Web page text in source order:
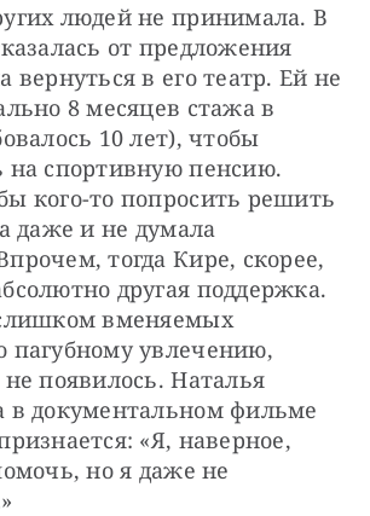
людей не принимала. В
от предложения
вернуться в его театр. Ей не
8 месяцев стажа в
10 лет), чтобы
на спортивную пенсию.
кого-то попросить решить
даже и не думала
тогда Кире, скорее,
другая поддержка.
вменяемых
пагубному увлечению,
появилось. Наталья
в документальном фильме
«Я, наверное,
но я даже не